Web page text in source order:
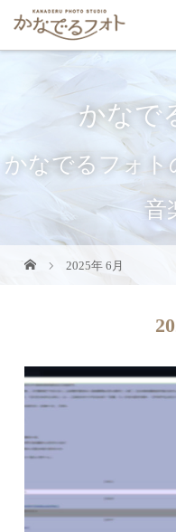
かなで
かなでるフォト
音
2025年 6月